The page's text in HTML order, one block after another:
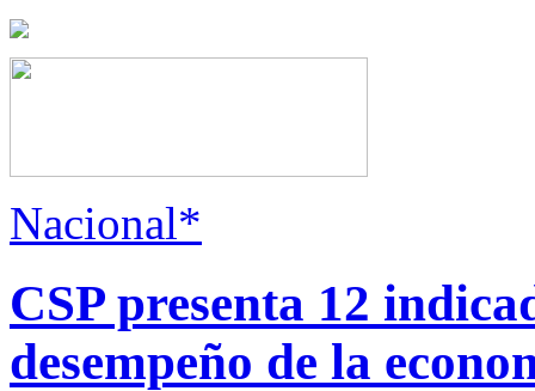
Nacional*
CSP presenta 12
desempeño de la